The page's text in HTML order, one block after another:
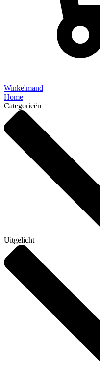
Winkelmand
Home
Categorieën
Uitgelicht